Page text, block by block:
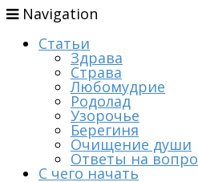
Navigation
Статьи
Здрава
Страва
Любомудрие
Родолад
Узорочье
Берегиня
Очищение души
Ответы на
С чего начать